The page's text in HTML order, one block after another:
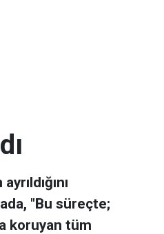
"Bu süreçte;
koruyan tüm